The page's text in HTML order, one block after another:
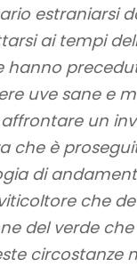
estraniarsi
ai tempi
hanno
uve sane e
un
che è
di
che
del verde
circostanze